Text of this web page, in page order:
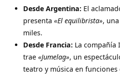
Desde Argentina: El
presenta «El equilibrista»,
miles.
Desde Francia: La compañía
trae «Jumelag», un
teatro y música en funciones